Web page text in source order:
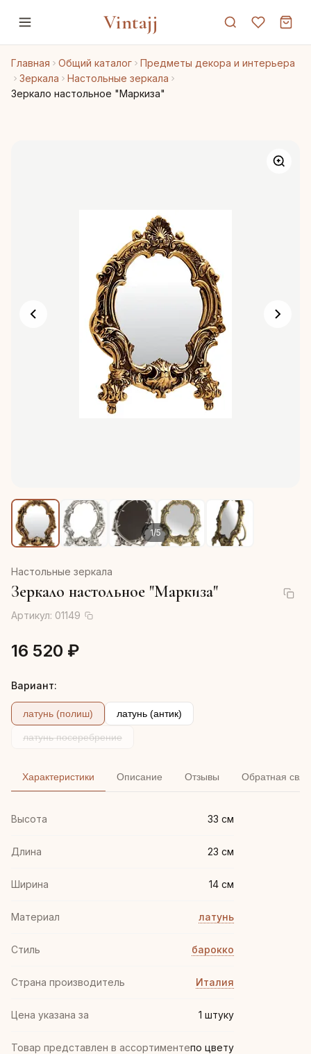
Vintajj
Главная Общий каталог
Предметы декора и интерьера
Зеркала
Настольные зеркала
Зеркало настольное "Маркиза"
1/5
Настольные зеркала
Зеркало настольное "Маркиза"
Артикул: 01149
16 520 ₽
Вариант:
латунь (полиш) латунь (антик)
латунь посеребрение
Характеристики Описание Отзывы Обратная
Высота 33 см
Длина 23 см
Ширина 14 см
Материал латунь
Стиль барокко
Страна производитель Италия
Цена указана за 1 штуку
Товар представлен в ассортиментепо цвету